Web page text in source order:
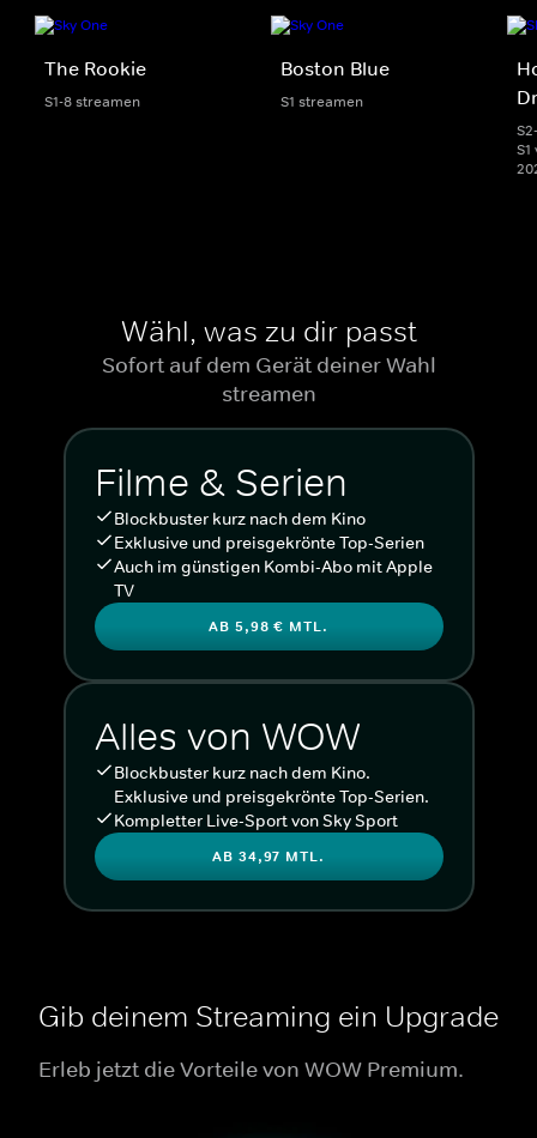
The Rookie
S1-8 streamen
Boston Blue
S1 streamen
Wähl, was zu dir passt
Sofort auf dem Gerät deiner Wahl
streamen
Filme & Serien
Blockbuster kurz nach dem Kino
Exklusive und preisgekrönte Top-Serien
Auch im günstigen Kombi-Abo mit Apple
TV
AB 5,98 € MTL.
Alles von WOW
Blockbuster kurz nach dem Kino.
Exklusive und preisgekrönte Top-Serien.
Kompletter Live-Sport von Sky Sport
AB 34,97 MTL.
Gib deinem Streaming ein Upgrade
Erleb jetzt die Vorteile von WOW Premium.